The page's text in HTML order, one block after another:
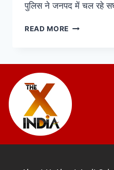
पुलिस ने जनपद में चल रहे
READ MORE